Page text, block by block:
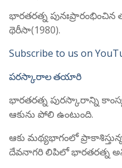
భారతరత్న
థెరీసా(1980).
Subscribe to us on
పరస్కారాల తయారి
భారతరత్న పురస్కారాన్ని
ఆకును పోలి ఉంటుంది.
ఆకు మథ్యభాగంలో
దేవనాగరి లిపిలో భారతరత్న